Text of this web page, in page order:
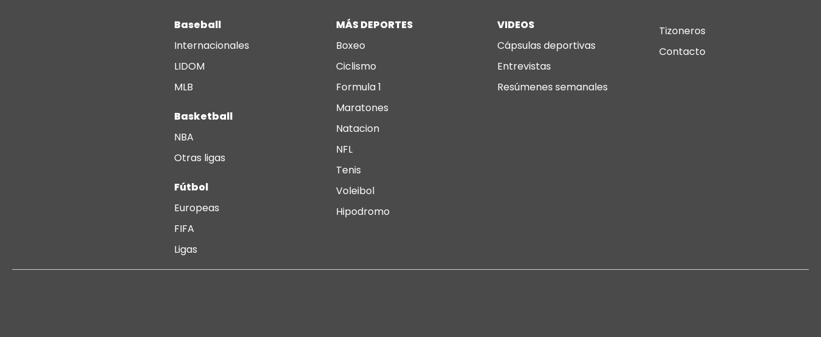
Baseball
Internacionales
LIDOM
MLB
Basketball
NBA
Otras ligas
Fútbol
Europeas
FIFA
Ligas
MÁS DEPORTES
Boxeo
Ciclismo
Formula 1
Maratones
Natacion
NFL
Tenis
Voleibol
Hipodromo
VIDEOS
Cápsulas deportivas
Entrevistas
Resúmenes semanales
Tizoneros
Contacto